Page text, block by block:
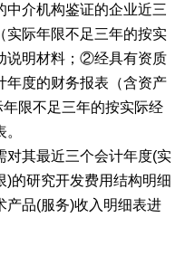
介机构鉴证的企业近三
实际年限不足三年的按实
说明材料；②经具有资质
年度的财务报表（含资产
限不足三年的按实际经
对其最近三个会计年度(实
)的研究开发费用结构明细
产品(服务)收入明细表进